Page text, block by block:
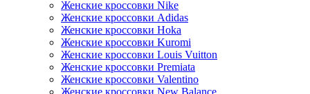
Женские кроссовки Nike
Женские кроссовки Adidas
Женские кроссовки Hoka
Женские кроссовки Kuromi
Женские кроссовки Louis Vuitton
Женские кроссовки Premiata
Женские кроссовки Valentino
Женские кроссовки New Balance